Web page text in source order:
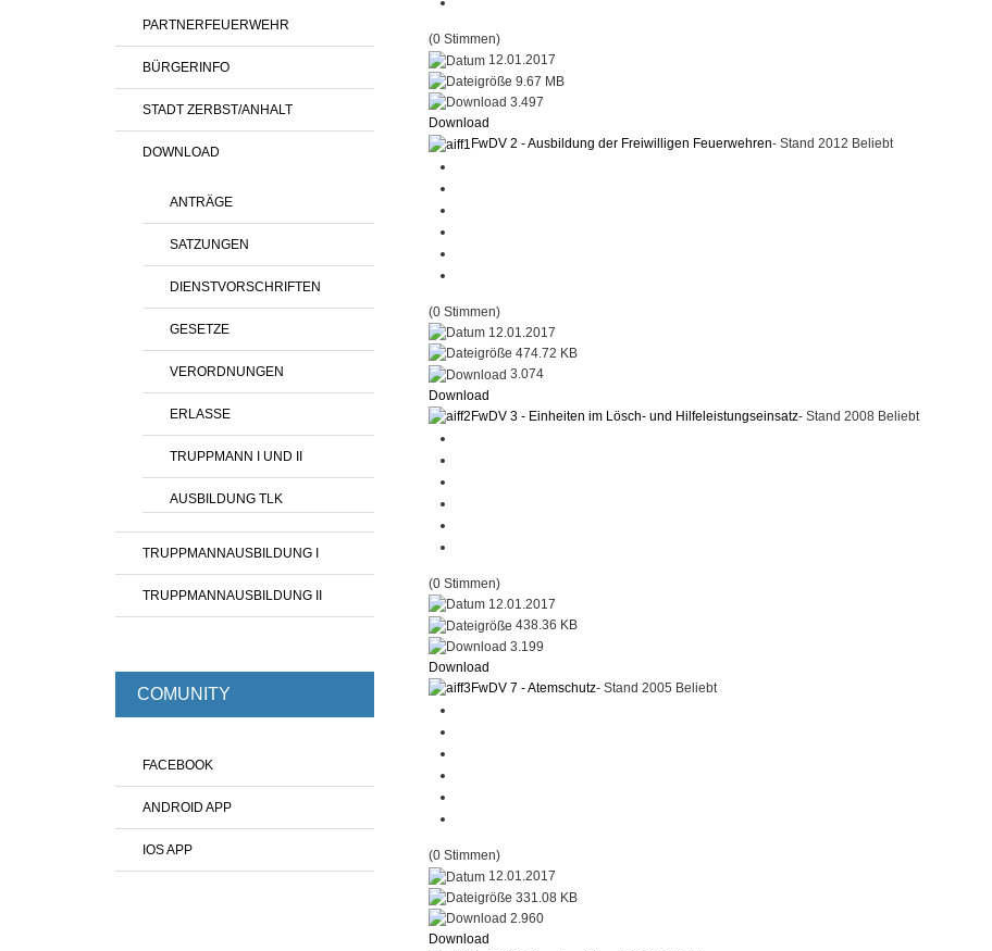
PARTNERFEUERWEHR
BÜRGERINFO
STADT ZERBST/ANHALT
DOWNLOAD
ANTRÄGE
SATZUNGEN
DIENSTVORSCHRIFTEN
GESETZE
VERORDNUNGEN
ERLASSE
TRUPPMANN I UND II
AUSBILDUNG TLK
TRUPPMANNAUSBILDUNG I
TRUPPMANNAUSBILDUNG II
COMUNITY
FACEBOOK
ANDROID APP
IOS APP
(0 Stimmen)
12.01.2017
9.67 MB
3.497
Download
FwDV 2 - Ausbildung der Freiwilligen Feuerwehren- Stand 2012 Beliebt
(0 Stimmen)
12.01.2017
474.72 KB
3.074
Download
FwDV 3 - Einheiten im Lösch- und Hilfeleistungseinsatz- Stand 2008 Beliebt
(0 Stimmen)
12.01.2017
438.36 KB
3.199
Download
FwDV 7 - Atemschutz- Stand 2005 Beliebt
(0 Stimmen)
12.01.2017
331.08 KB
2.960
Download